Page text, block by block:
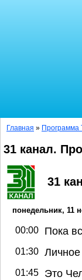
Главная » Программа
31 канал.
31
понедельник, 11
00:00 Пока
01:30
01:45 Это